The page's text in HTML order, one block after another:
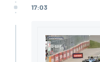
17:03